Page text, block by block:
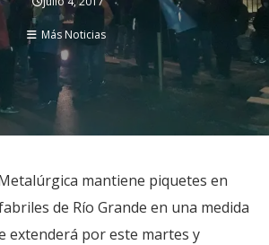
Más Noticias
mantiene piquetes en
de Río Grande en una medida
extenderá por este martes y